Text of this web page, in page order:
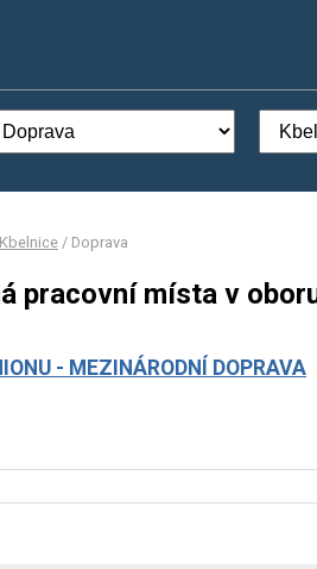
Kbelnice / Doprava
pracovní místa v
- MEZINÁRODNÍ DOPRAVA